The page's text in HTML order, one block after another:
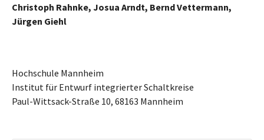
Christoph Rahnke, Josua Arndt, Bernd Vettermann,
Jürgen Giehl
Hochschule Mannheim
Institut für Entwurf integrierter Schaltkreise
Paul-Wittsack-Straße 10, 68163 Mannheim